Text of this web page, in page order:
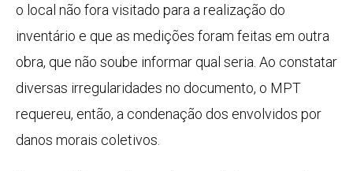
o local não fora visitado para a realização do
inventário e que as medições foram feitas em outra
obra, que não soube informar qual seria. Ao constatar
diversas irregularidades no documento, o MPT
requereu, então, a condenação dos envolvidos por
danos morais coletivos.